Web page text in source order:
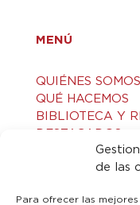
de las
Para ofrecer las
MENÚ
QUIÉNES SOMOS
QUÉ HACEMOS
BIBLIOTECA Y
DESTACADOS
ACTIVIDADES
VISITAS